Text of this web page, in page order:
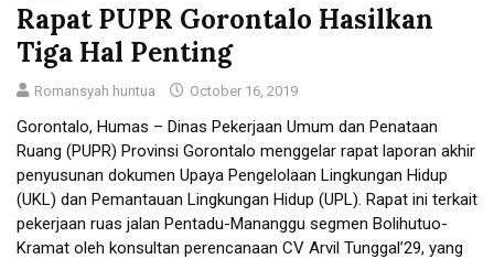
Rapat PUPR Gorontalo Hasilkan
Tiga Hal Penting
Romansyah huntua October 16, 2019
Gorontalo, Humas – Dinas Pekerjaan Umum dan Penataan
Ruang (PUPR) Provinsi Gorontalo menggelar rapat laporan akhir
penyusunan dokumen Upaya Pengelolaan Lingkungan Hidup
(UKL) dan Pemantauan Lingkungan Hidup (UPL). Rapat ini terkait
pekerjaan ruas jalan Pentadu-Mananggu segmen Bolihutuo-
Kramat oleh konsultan perencanaan CV Arvil Tunggal’29, yang